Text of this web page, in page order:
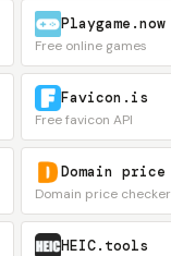
Playgame.now
Free online games
Favicon.is
Free favicon API
Domain price
Domain price checker
HEIC.tools